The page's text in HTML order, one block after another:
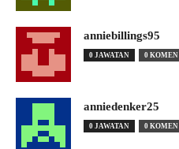
anniebillings95
0 JAWATAN 0 KOMEN
anniedenker25
0 JAWATAN 0 KOMEN